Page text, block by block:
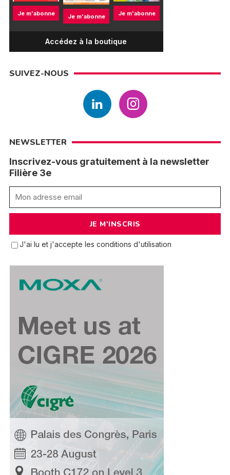
Je m'abonne Je m'abonne Je m'abonne
Accédez à la boutique
SUIVEZ-NOUS
NEWSLETTER
Inscrivez-vous gratuitement à la newsletter
Filière 3e
J'ai lu et j'accepte les conditions d'utilisation